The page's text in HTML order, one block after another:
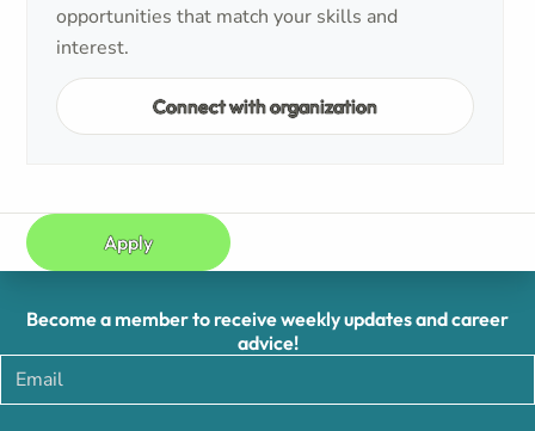
opportunities that match your skills and
interest.
Connect with organization
Apply
Become a member to receive weekly updates and career
advice!